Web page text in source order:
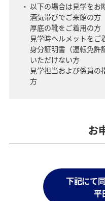
以下の場合は見学をお
酒気帯びでご来館の方
厚底の靴をご着用の方
見学時ヘルメットをご
身分証明書（運転免許
いただけない方
見学担当および係員の
方
お
下記にて
平